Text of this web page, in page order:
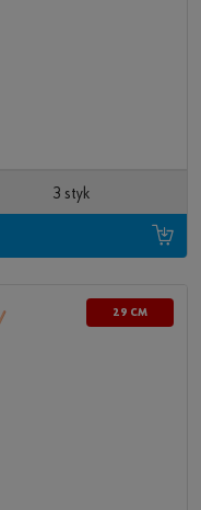
3 styk
29 CM